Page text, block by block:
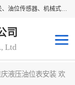
东莞市柏奥电子有限公司主要经营产品：浮球液位开关、油位传感器、机械式油表、浮球液位计、水位控制浮球阀、料位开关，水流开关、油水位控制配套仪表等。柏奥电子，您可信赖的合作伙伴
司
Ltd
庆液压油位表安装 欢